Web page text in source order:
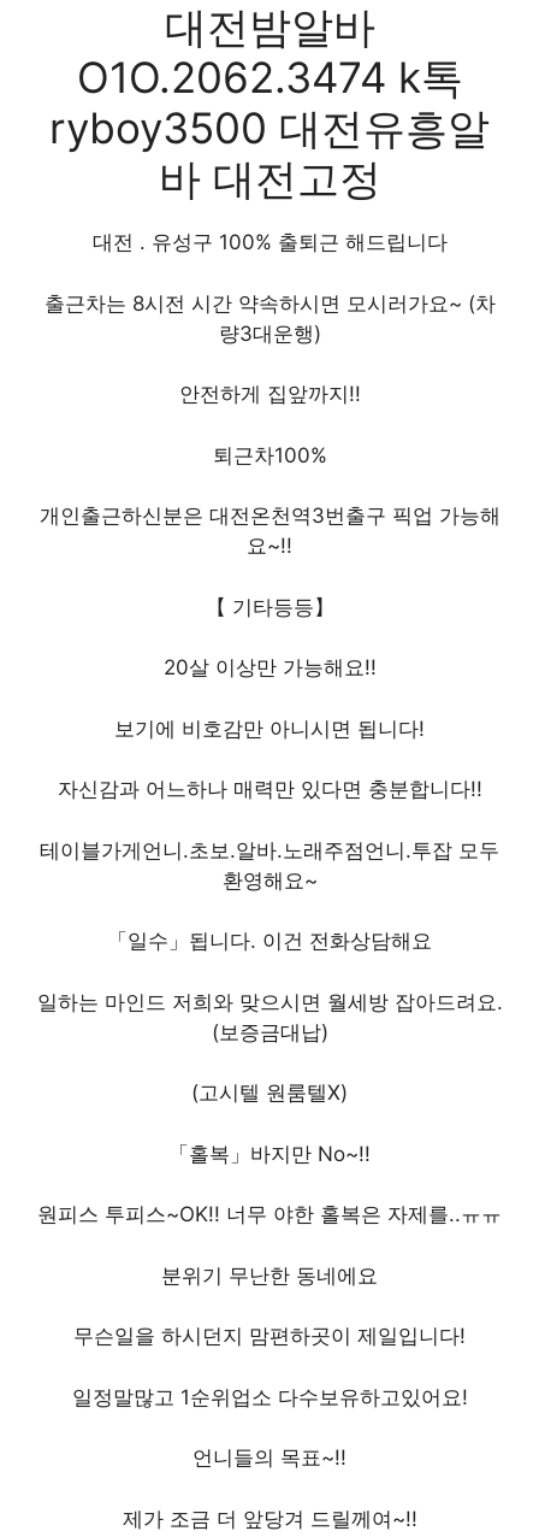
대전밤알바
O1O.2062.3474 k톡
ryboy3500 대전유흥알
바 대전고정
대전 . 유성구 100% 출퇴근 해드립니다
출근차는 8시전 시간 약속하시면 모시러가요~ (차
량3대운행)
안전하게 집앞까지!!
퇴근차100%
개인출근하신분은 대전온천역3번출구 픽업 가능해
요~!!
【 기타등등】
20살 이상만 가능해요!!
보기에 비호감만 아니시면 됩니다!
자신감과 어느하나 매력만 있다면 충분합니다!!
테이블가게언니.초보.알바.노래주점언니.투잡 모두
환영해요~
「일수」됩니다. 이건 전화상담해요
일하는 마인드 저희와 맞으시면 월세방 잡아드려요.
(보증금대납)
(고시텔 원룸텔X)
「홀복」바지만 No~!!
원피스 투피스~OK!! 너무 야한 홀복은 자제를..ㅠㅠ
분위기 무난한 동네에요
무슨일을 하시던지 맘편하곳이 제일입니다!
일정말많고 1순위업소 다수보유하고있어요!
언니들의 목표~!!
제가 조금 더 앞당겨 드릴께여~!!